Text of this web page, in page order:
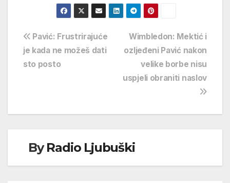
Navigacija
objava
Wimbledon: Mektić i
ozljeđeni Pavić nakon
velike borbe nisu
uspjeli obraniti naslov
Pavić: Frustrirajuće
je kada ne možeš dati
sto posto
ByRadio Ljubuški